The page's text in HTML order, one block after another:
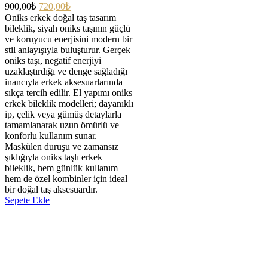
900,00₺ 720,00₺
Oniks erkek doğal taş tasarım
bileklik, siyah oniks taşının güçlü
ve koruyucu enerjisini modern bir
stil anlayışıyla buluşturur. Gerçek
oniks taşı, negatif enerjiyi
uzaklaştırdığı ve denge sağladığı
inancıyla erkek aksesuarlarında
sıkça tercih edilir. El yapımı oniks
erkek bileklik modelleri; dayanıklı
ip, çelik veya gümüş detaylarla
tamamlanarak uzun ömürlü ve
konforlu kullanım sunar.
Maskülen duruşu ve zamansız
şıklığıyla oniks taşlı erkek
bileklik, hem günlük kullanım
hem de özel kombinler için ideal
bir doğal taş aksesuardır.
Sepete Ekle